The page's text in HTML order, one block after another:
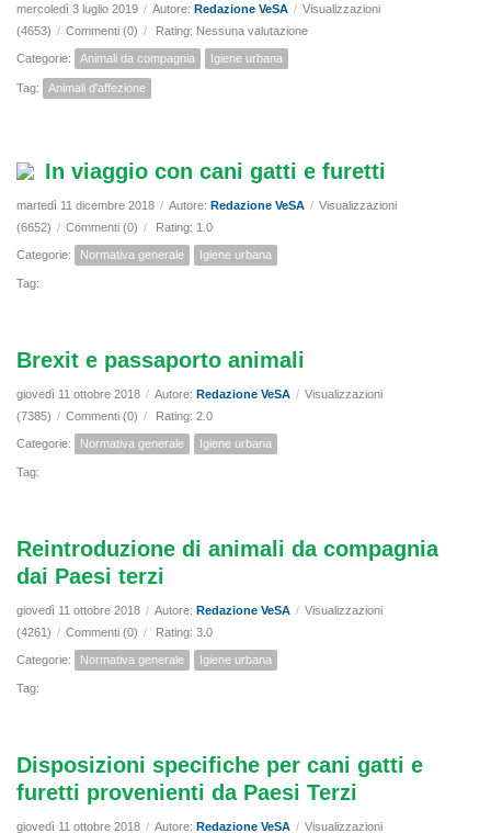
mercoledì 3 luglio 2019 / Autore: Redazione VeSA / Visualizzazioni
(4653) / Commenti (0) / Rating: Nessuna valutazione
Categorie: Animali da compagnia Igiene urbana
Tag: Animali d'affezione
In viaggio con cani gatti e furetti
martedì 11 dicembre 2018 / Autore: Redazione VeSA / Visualizzazioni
(6652) / Commenti (0) / Rating: 1.0
Categorie: Normativa generale Igiene urbana
Tag:
Brexit e passaporto animali
giovedì 11 ottobre 2018 / Autore: Redazione VeSA / Visualizzazioni
(7385) / Commenti (0) / Rating: 2.0
Categorie: Normativa generale Igiene urbana
Tag:
Reintroduzione di animali da compagnia
dai Paesi terzi
giovedì 11 ottobre 2018 / Autore: Redazione VeSA / Visualizzazioni
(4261) / Commenti (0) / Rating: 3.0
Categorie: Normativa generale Igiene urbana
Tag:
Disposizioni specifiche per cani gatti e
furetti provenienti da Paesi Terzi
giovedì 11 ottobre 2018 / Autore: Redazione VeSA / Visualizzazioni